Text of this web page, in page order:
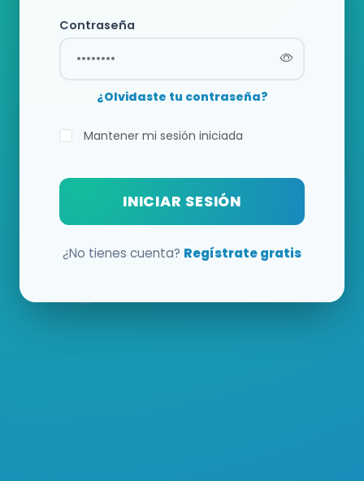
Contraseña
¿Olvidaste tu contraseña?
Mantener mi sesión iniciada
INICIAR SESIÓN
¿No tienes cuenta? Regístrate gratis